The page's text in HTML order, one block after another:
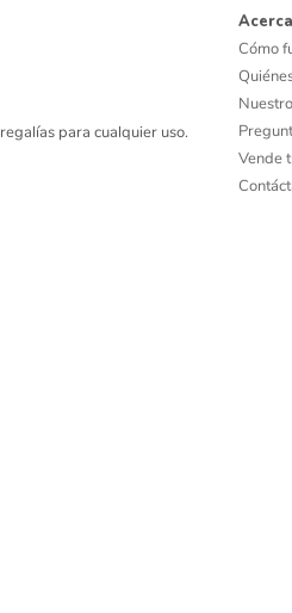
para cualquier uso.
Cómo
Vende